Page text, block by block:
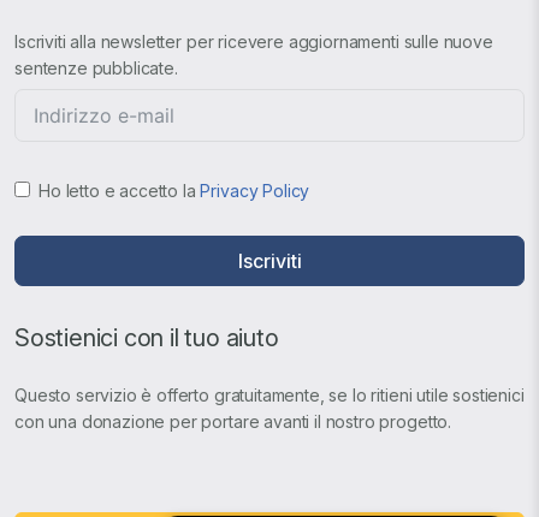
Iscriviti alla newsletter per ricevere aggiornamenti sulle nuove
sentenze pubblicate.
Ho letto e accetto laPrivacy Policy
Iscriviti
Sostienici con il tuo aiuto
Questo servizio è offerto gratuitamente, se lo ritieni utile sostienici
con una donazione per portare avanti il nostro progetto.